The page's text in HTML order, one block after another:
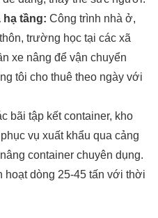
tầng: Công trình nhà ở,
trường học tại các xã
xe nâng để vận chuyển
tôi cho thuê theo ngày với
bãi tập kết container, kho
vụ xuất khẩu qua cảng
container chuyên dụng.
hoạt dòng 25-45 tấn với thời